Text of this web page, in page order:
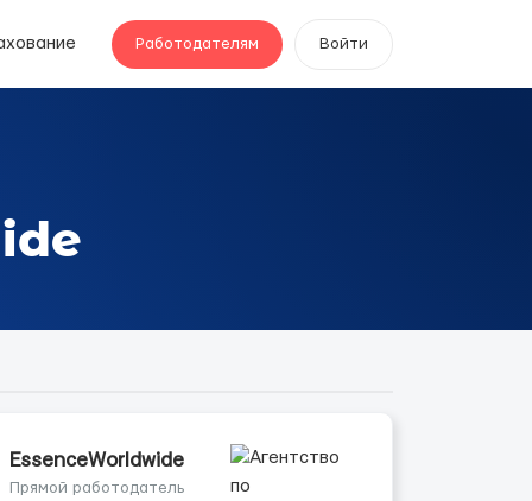
Работодателям Войти
EssenceWorldwide
Прямой работодатель